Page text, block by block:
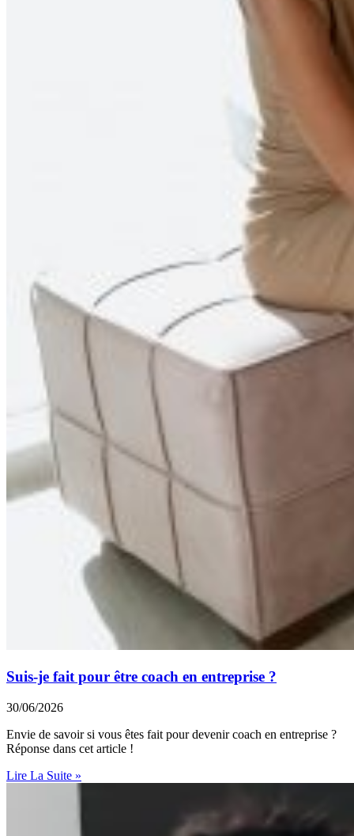
Suis-je fait pour être coach en entreprise ?
30/06/2026
Envie de savoir si vous êtes fait pour devenir coach en entreprise ?
Réponse dans cet article !
Lire La Suite »